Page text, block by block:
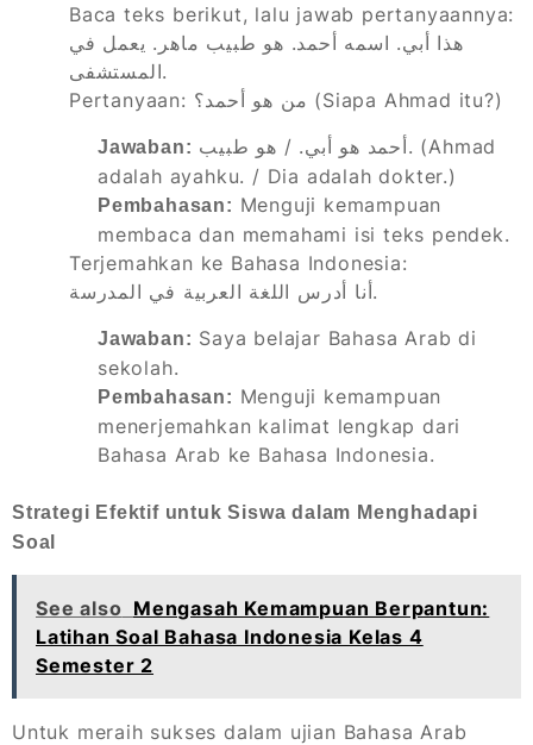
Baca teks berikut, lalu jawab pertanyaannya:
هذا أبي. اسمه أحمد. هو طبيب ماهر. يعمل في
المستشفى.
Pertanyaan: من هو أحمد؟ (Siapa Ahmad itu?)
Jawaban:
adalah ayahku. / Dia adalah dokter.)
Pembahasan: Menguji kemampuan
membaca dan memahami isi teks pendek.
Terjemahkan ke Bahasa Indonesia:
أنا أدرس اللغة العربية في المدرسة.
Jawaban: Saya belajar Bahasa Arab di
sekolah.
Pembahasan: Menguji kemampuan
menerjemahkan kalimat lengkap dari
Bahasa Arab ke Bahasa Indonesia.
Strategi Efektif untuk Siswa dalam Menghadapi
Soal
See also Mengasah Kemampuan Berpantun:
Latihan Soal Bahasa Indonesia Kelas 4
Semester 2
Untuk meraih sukses dalam ujian Bahasa Arab